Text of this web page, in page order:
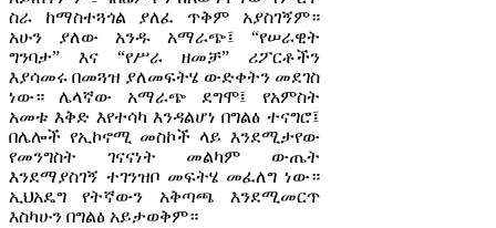
ስራ ከማስተጓጎል ያለፈ ጥቅም አያስገኝም።
አሁን ያለው አንዱ አማራጭ፤ “የሠራዊት
ግንባታ” እና “የሥራ ዘመቻ” ሪፖርቶችን
እያሳመሩ በመጓዝ ያለመፍትሄ ውድቀትን መደገስ
ነው። ሌላኛው አማራጭ ደግሞ፤ የአምስት
አመቱ እቅድ እየተሳካ እንዳልሆነ በግልፅ ተናግሮ፤
በሌሎች የኢኮኖሚ መስኮች ላይ እንደሚታየው
የመንግስት ገናናነት መልካም ውጤት
እንደማያስገኝ ተገንዝቦ መፍትሄ መፈለግ ነው።
ኢህአዴግ የትኛውን አቅጣጫ እንደሚመርጥ
እስካሁን በግልፅ አይታወቅም።